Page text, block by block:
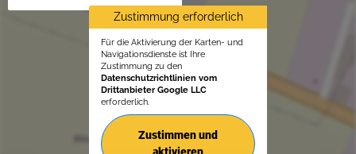
Zustimmung erforderlich
Für die Aktivierung der Karten- und
Navigationsdienste ist Ihre
Zustimmung zu den
Datenschutzrichtlinien vom
Drittanbieter Google LLC
erforderlich.
Zustimmen und